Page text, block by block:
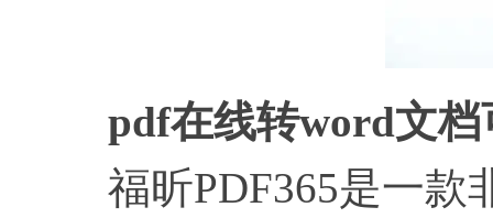
pdf在线转word文
福昕PDF365是一款